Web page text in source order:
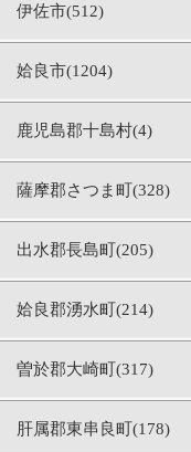
伊佐市(512)
姶良市(1204)
鹿児島郡十島村(4)
薩摩郡さつま町(328)
出水郡長島町(205)
姶良郡湧水町(214)
曽於郡大崎町(317)
肝属郡東串良町(178)